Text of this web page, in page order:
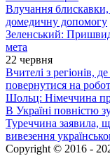
Влучання блискавки,
домедичну допомогу
Зеленський:
мета
22 червня
Вчителі з регіонів,
повернутися на
Шольц: Німеччина
В Україні повністю
Туреччина заявила,
вивезення
Copyright © 2016 -